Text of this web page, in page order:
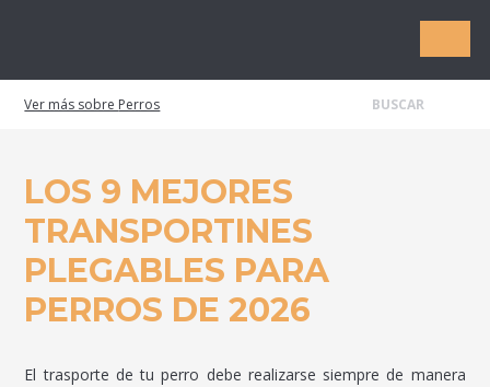
Perros
LOS 9 MEJORES
TRANSPORTINES
PLEGABLES PARA
PERROS DE 2026
El trasporte de tu perro debe realizarse siempre de manera